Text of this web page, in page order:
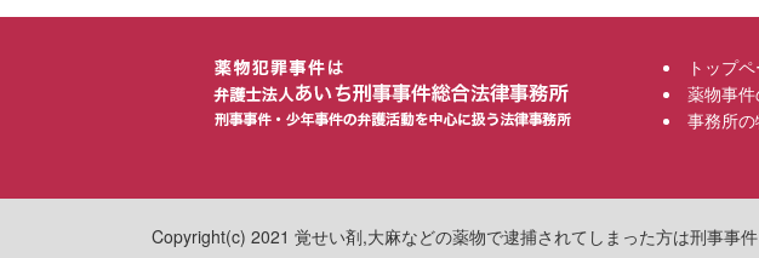
トップ
薬物事
事務所
Copyright(c) 2021 覚せい剤,大麻などの薬物で逮捕されてしまった方は刑事事